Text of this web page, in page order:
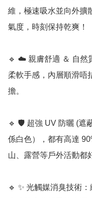
維，極速吸水並向外擴
氣度，時刻保持乾爽！
🔹 ☁️ 親膚舒適 ＆ 自然
柔軟手感，內層順滑唔
擔。
🔹 🛡️ 超強 UV 防曬 (遮
係白色），都有高達
山、露營等戶外活動都
🔹 ✨ 光觸媒消臭技術